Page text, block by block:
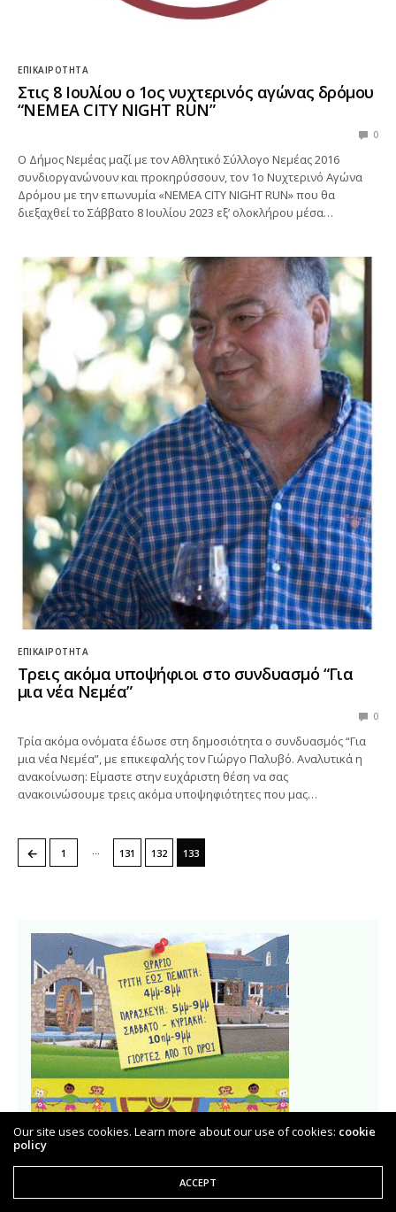
ΕΠΙΚΑΙΡΌΤΗΤΑ
Στις 8 Ιουλίου ο 1ος νυχτερινός αγώνας δρόμου
“NEMEA CITY NIGHT RUN”
0
Ο Δήμος Νεμέας μαζί με τον Αθλητικό Σύλλογο Νεμέας 2016
συνδιοργανώνουν και προκηρύσσουν, τον 1ο Νυχτερινό Αγώνα
Δρόμου με την επωνυμία «NEMEA CITY NIGHT RUN» που θα
διεξαχθεί το Σάββατο 8 Ιουλίου 2023 εξ’ ολοκλήρου μέσα…
ΕΠΙΚΑΙΡΌΤΗΤΑ
Τρεις ακόμα υποψήφιοι στο συνδυασμό “Για
μια νέα Νεμέα”
0
Τρία ακόμα ονόματα έδωσε στη δημοσιότητα ο συνδυασμός “Για
μια νέα Νεμέα”, με επικεφαλής τον Γιώργο Παλυβό. Αναλυτικά η
ανακοίνωση: Είμαστε στην ευχάριστη θέση να σας
ανακοινώσουμε τρεις ακόμα υποψηφιότητες που μας…
← 1 131 132 133
Our site uses cookies. Learn more about our use of cookies: cookie
policy
ACCEPT